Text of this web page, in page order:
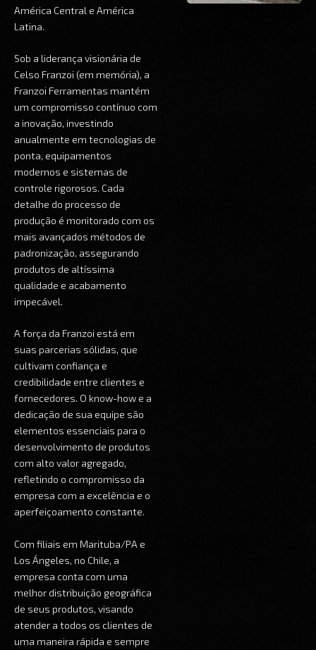
América Central e América
Latina.
Sob a liderança visionária de
Celso Franzoi (em memória), a
Franzoi Ferramentas mantém
um compromisso contínuo com
a inovação, investindo
anualmente em tecnologias de
ponta, equipamentos
modernos e sistemas de
controle rigorosos. Cada
detalhe do processo de
produção é monitorado com os
mais avançados métodos de
padronização, assegurando
produtos de altíssima
qualidade e acabamento
impecável.
A força da Franzoi está em
suas parcerias sólidas, que
cultivam confiança e
credibilidade entre clientes e
fornecedores. O know-how e a
dedicação de sua equipe são
elementos essenciais para o
desenvolvimento de produtos
com alto valor agregado,
refletindo o compromisso da
empresa com a excelência e o
aperfeiçoamento constante.
Com filiais em Marituba/PA e
Los Ángeles, no Chile, a
empresa conta com uma
melhor distribuição geográfica
de seus produtos, visando
atender a todos os clientes de
uma maneira rápida e sempre